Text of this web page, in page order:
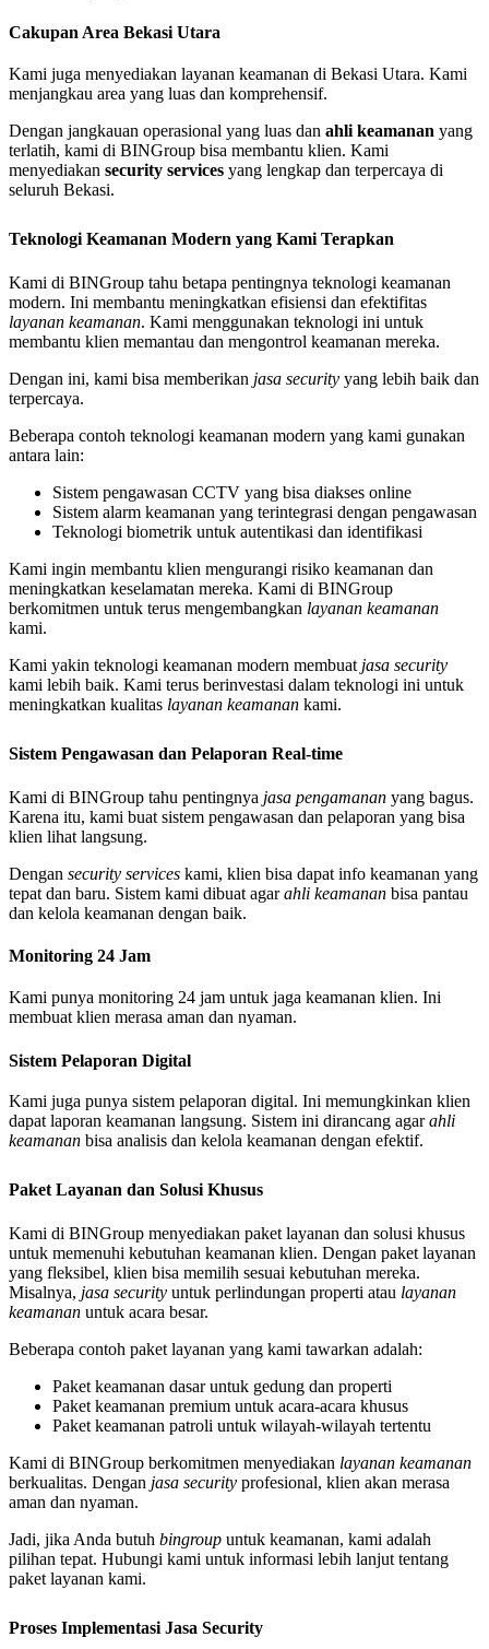
Cakupan Area Bekasi Utara
Kami juga menyediakan layanan keamanan di Bekasi Utara. Kami
menjangkau area yang luas dan komprehensif.
Dengan jangkauan operasional yang luas dan ahli keamanan yang
terlatih, kami di BINGroup bisa membantu klien. Kami
menyediakan security services yang lengkap dan terpercaya di
seluruh Bekasi.
Teknologi Keamanan Modern yang Kami Terapkan
Kami di BINGroup tahu betapa pentingnya teknologi keamanan
modern. Ini membantu meningkatkan efisiensi dan efektifitas
layanan keamanan. Kami menggunakan teknologi ini untuk
membantu klien memantau dan mengontrol keamanan mereka.
Dengan ini, kami bisa memberikan jasa security yang lebih baik dan
terpercaya.
Beberapa contoh teknologi keamanan modern yang kami gunakan
antara lain:
Sistem pengawasan CCTV yang bisa diakses online
Sistem alarm keamanan yang terintegrasi dengan pengawasan
Teknologi biometrik untuk autentikasi dan identifikasi
Kami ingin membantu klien mengurangi risiko keamanan dan
meningkatkan keselamatan mereka. Kami di BINGroup
berkomitmen untuk terus mengembangkan layanan keamanan
kami.
Kami yakin teknologi keamanan modern membuat jasa security
kami lebih baik. Kami terus berinvestasi dalam teknologi ini untuk
meningkatkan kualitas layanan keamanan kami.
Sistem Pengawasan dan Pelaporan Real-time
Kami di BINGroup tahu pentingnya jasa pengamanan yang bagus.
Karena itu, kami buat sistem pengawasan dan pelaporan yang bisa
klien lihat langsung.
Dengan security services kami, klien bisa dapat info keamanan yang
tepat dan baru. Sistem kami dibuat agarahli keamanan bisa pantau
dan kelola keamanan dengan baik.
Monitoring 24 Jam
Kami punya monitoring 24 jam untuk jaga keamanan klien. Ini
membuat klien merasa aman dan nyaman.
Sistem Pelaporan Digital
Kami juga punya sistem pelaporan digital. Ini memungkinkan klien
dapat laporan keamanan langsung. Sistem ini dirancang agarahli
keamanan bisa analisis dan kelola keamanan dengan efektif.
Paket Layanan dan Solusi Khusus
Kami di BINGroup menyediakan paket layanan dan solusi khusus
untuk memenuhi kebutuhan keamanan klien. Dengan paket layanan
yang fleksibel, klien bisa memilih sesuai kebutuhan mereka.
Misalnya, jasa security untuk perlindungan properti atau layanan
keamanan untuk acara besar.
Beberapa contoh paket layanan yang kami tawarkan adalah:
Paket keamanan dasar untuk gedung dan properti
Paket keamanan premium untuk acara-acara khusus
Paket keamanan patroli untuk wilayah-wilayah tertentu
Kami di BINGroup berkomitmen menyediakan layanan keamanan
berkualitas. Dengan jasa security profesional, klien akan merasa
aman dan nyaman.
Jadi, jika Anda butuh bingroup untuk keamanan, kami adalah
pilihan tepat. Hubungi kami untuk informasi lebih lanjut tentang
paket layanan kami.
Proses Implementasi Jasa Security